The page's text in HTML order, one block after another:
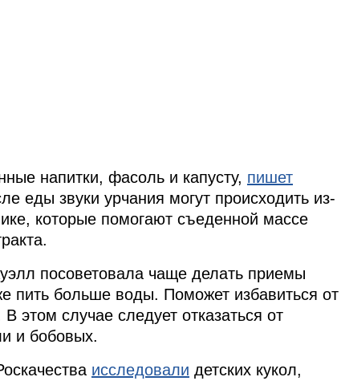
напитки, фасоль и капусту, пишет
еды звуки урчания могут происходить из-
которые помогают съеденной массе
посоветовала чаще делать приемы
пить больше воды. Поможет избавиться от
этом случае следует отказаться от
и бобовых.
исследовали детских кукол,